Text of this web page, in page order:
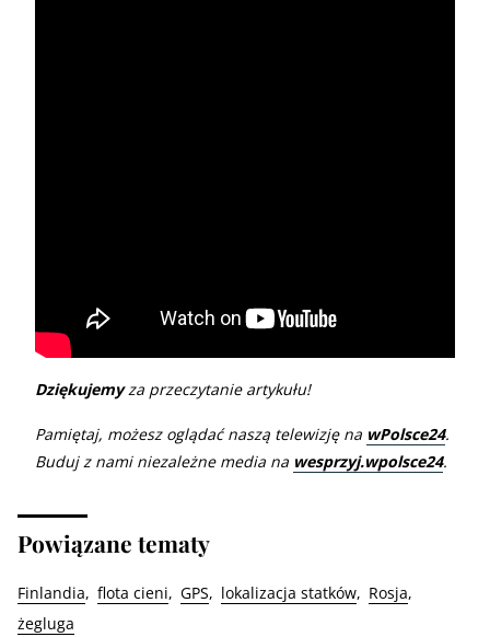
Dziękujemyza przeczytanie artykułu!
Pamiętaj, możesz oglądać naszą telewizję na wPolsce24.
Buduj z nami niezależne media na wesprzyj.wpolsce24.
Powiązane tematy
Finlandia flota cieni GPS lokalizacja statków
Rosja
żegluga